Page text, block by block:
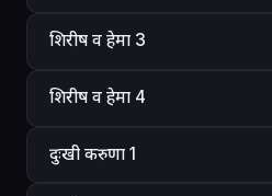
शिरीष व हेमा 3
शिरीष व हेमा 4
दुःखी करुणा 1